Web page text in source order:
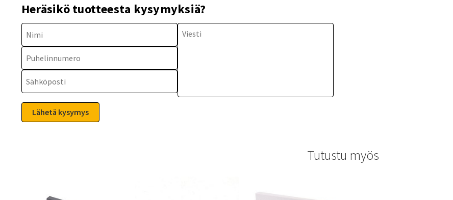
Heräsikö tuotteesta kysymyksiä?
Tutustu myös